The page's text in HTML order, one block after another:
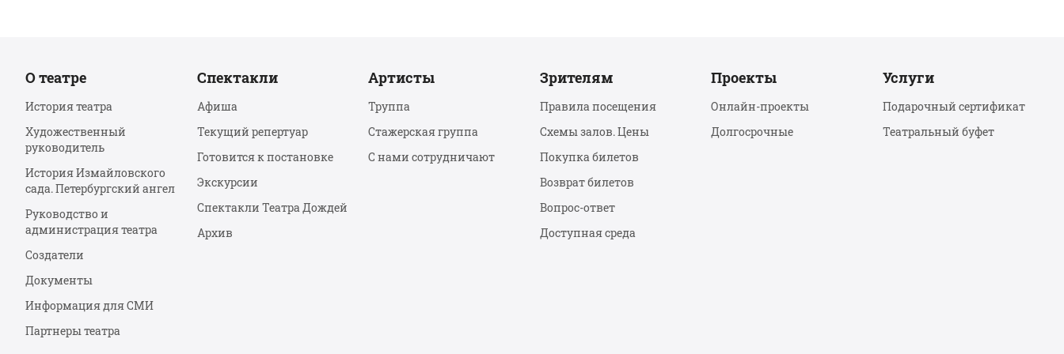
О театре
История театра
Художественный
руководитель
История Измайловского
сада. Петербургский ангел
Руководство и
администрация театра
Создатели
Документы
Информация для СМИ
Партнеры театра
Спектакли
Афиша
Текущий репертуар
Готовится к постановке
Экскурсии
Спектакли Театра Дождей
Архив
Артисты
Труппа
Стажерская группа
С нами сотрудничают
Зрителям
Правила посещения
Схемы залов. Цены
Покупка билетов
Возврат билетов
Вопрос-ответ
Доступная среда
Проекты
Онлайн-проекты
Долгосрочные
Услуги
Подарочный сертификат
Театральный буфет